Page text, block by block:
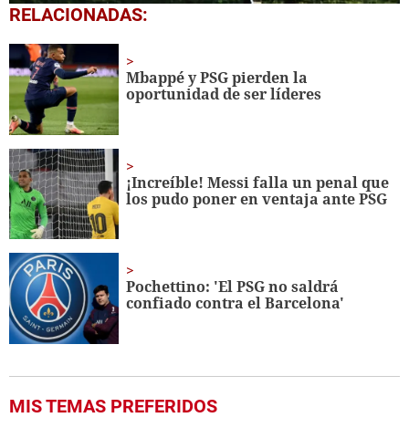
0
seconds
seconds
RELACIONADAS:
Mbappé y PSG pierden la
oportunidad de ser líderes
¡Increíble! Messi falla un penal que
los pudo poner en ventaja ante PSG
Pochettino: 'El PSG no saldrá
confiado contra el Barcelona'
MIS TEMAS PREFERIDOS